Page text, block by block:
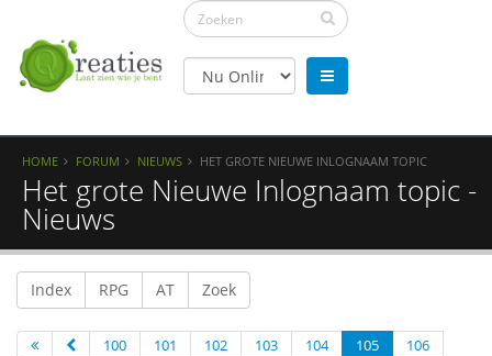
HOME FORUM NIEUWS HET GROTE NIEUWE INLOGNAAM TOPIC
Het grote Nieuwe Inlognaam topic -
Nieuws
Index RPG AT Zoek
100 101 102 103 104 105
106